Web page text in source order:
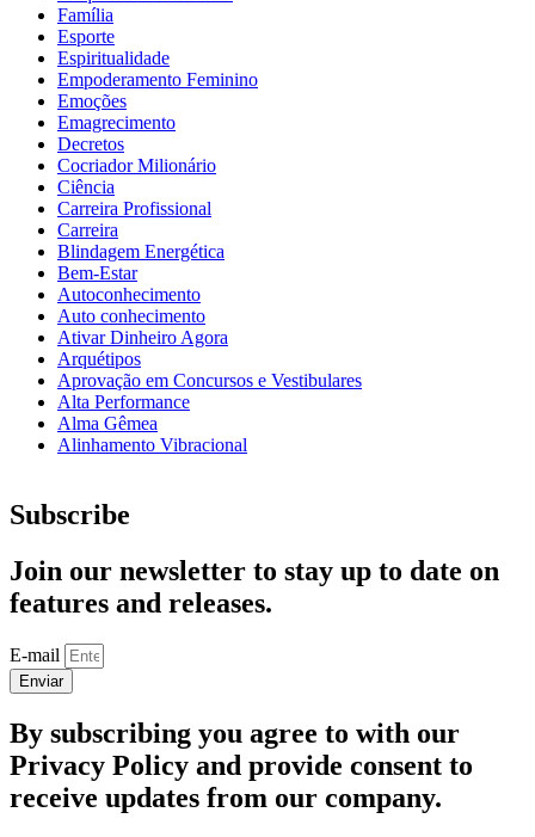
Família
Esporte
Espiritualidade
Empoderamento Feminino
Emoções
Emagrecimento
Decretos
Cocriador Milionário
Ciência
Carreira Profissional
Carreira
Blindagem Energética
Bem-Estar
Autoconhecimento
Auto conhecimento
Ativar Dinheiro Agora
Arquétipos
Aprovação em Concursos e Vestibulares
Alta Performance
Alma Gêmea
Alinhamento Vibracional
Subscribe
Join our newsletter to stay up to date on
features and releases.
E-mail
Enviar
By subscribing you agree to with our
Privacy Policy and provide consent to
receive updates from our company.